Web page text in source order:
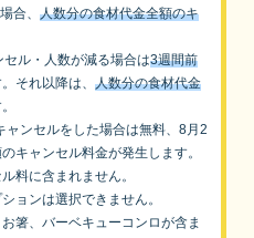
合、 人数分の食材代金全額のキ
セル・人数が減る場合は3週間前
それ以降は、 人数分の食材代金
ンセルをした場合は無料、8月2
キャンセル料金が発生します。
料に含まれません。
ョンは選択できません。
箸、バーベキューコンロが含ま